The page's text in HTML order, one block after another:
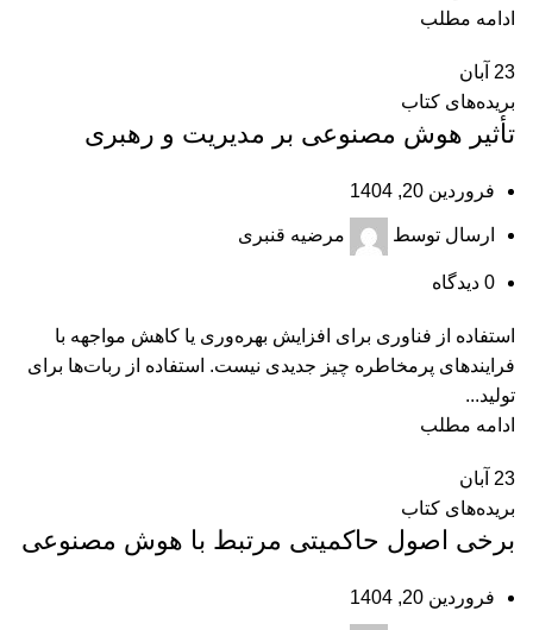
ادامه مطلب
23 آبان
بریده‌های کتاب
تأثیر هوش مصنوعی بر مدیریت و رهبری
فروردین 20, 1404
ارسال توسط مرضیه قنبری
0 دیدگاه
استفاده از فناوری برای افزایش بهره‌وری یا کاهش مواجهه با
فرایندهای پرمخاطره چیز جدیدی نیست. استفاده از ربات‌ها برای
تولید...
ادامه مطلب
23 آبان
بریده‌های کتاب
برخی اصول حاکمیتی مرتبط با هوش مصنوعی
فروردین 20, 1404